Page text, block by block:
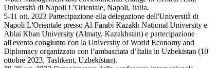
Università di Napoli L’Orientale, Napoli, Italia.
5-11 ott. 2023 Partecipazione alla delegazione dell'Università di
Napoli L'Orientale presso Al-Farabi Kazakh National University e
Ablai Khan University (Almaty, Kazakhstan) e partecipazione
all'evento congiunto con la University of World Economy and
Diplomacy organizzato con l’ambasciata d’Italia in Uzbekistan (10
ottobre 2023, Tashkent, Uzbekistan).